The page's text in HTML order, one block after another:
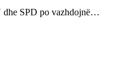
dhe SPD po vazhdojnë…